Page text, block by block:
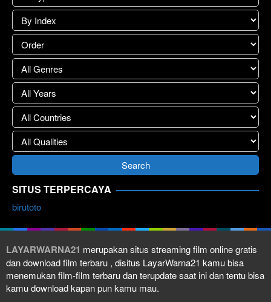
SITUS TERPERCAYA
birutoto
LAYARWARNA21 merupakan situs streaming film online gratis
dan download film terbaru , disitus LayarWarna21 kamu bisa
menemukan film-film terbaru dan terupdate saat ini dan tentu bisa
kamu download kapan pun kamu mau.